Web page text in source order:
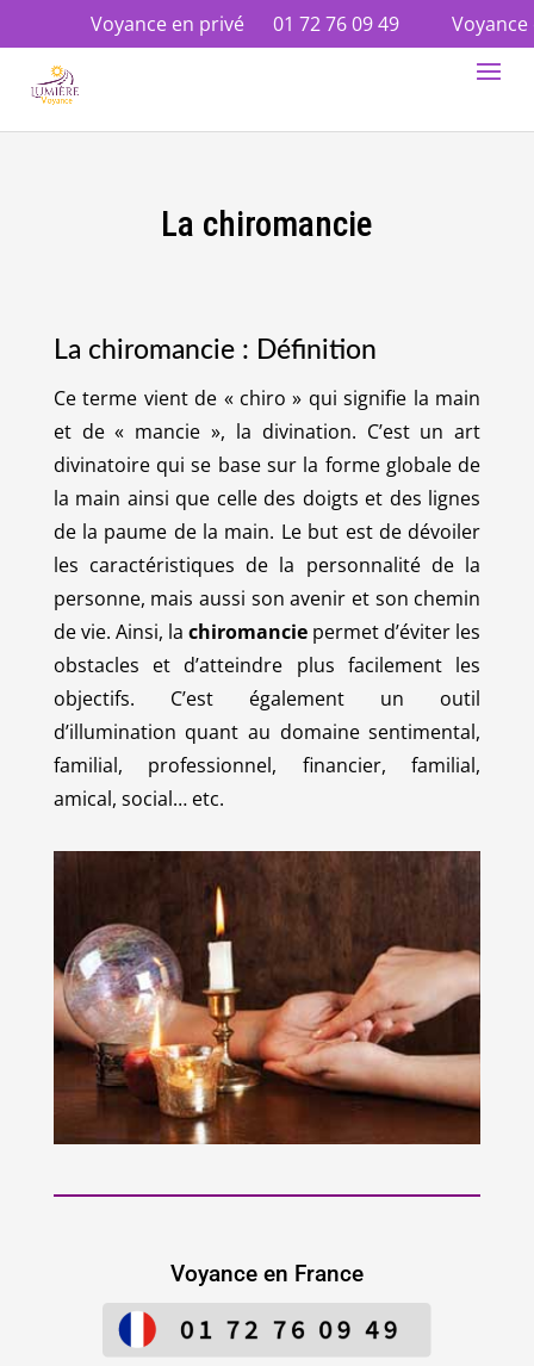
Voyance en privé 01 72 76 09 49 Voyance
La chiromancie
La chiromancie : Définition
Ce terme vient de « chiro » qui signifie la main
et de « mancie », la divination. C’est un art
divinatoire qui se base sur la forme globale de
la main ainsi que celle des doigts et des lignes
de la paume de la main. Le but est de dévoiler
les caractéristiques de la personnalité de la
personne, mais aussi son avenir et son chemin
de vie. Ainsi, la chiromancie permet d’éviter les
obstacles et d’atteindre plus facilement les
objectifs. C’est également un outil
d’illumination quant au domaine sentimental,
familial, professionnel, financier, familial,
amical, social… etc.
Voyance en France